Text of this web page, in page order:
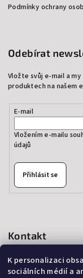
K personalizaci
sociálních médií a
Podmínky ochrany
Odebírat
Vložte svůj e-mail a
produktech na našem
E-mail
Vložením e-mailu
údajů
Přihlásit se
Kontakt
info@
+420 724 244 022